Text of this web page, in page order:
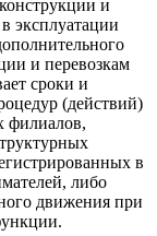
и
эксплуатации
и перевозкам
сроки и
(действий)
филиалов,
в
либо
движения при